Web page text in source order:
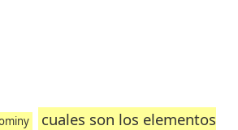
cuales son los elementos